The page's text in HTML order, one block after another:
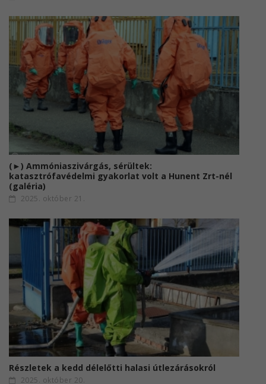
(►) Ammóniaszivárgás, sérültek:
katasztrófavédelmi gyakorlat volt a Hunent Zrt-nél
(galéria)
2025. október 21.
Részletek a kedd délelőtti halasi útlezárásokról
2025. október 20.